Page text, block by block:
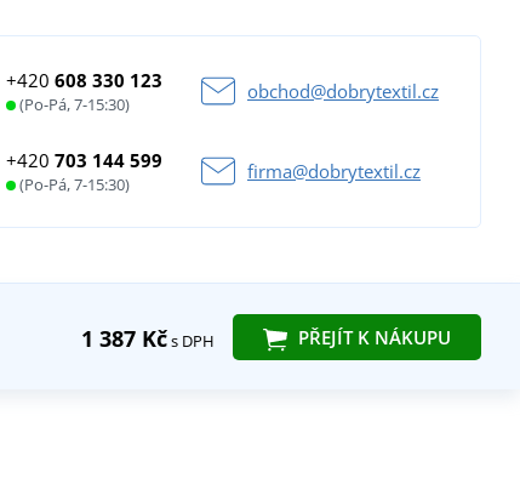
+420608 330 123
(Po-Pá, 7-15:30)
obchod@dobrytextil.cz
+420703 144 599
(Po-Pá, 7-15:30)
firma@dobrytextil.cz
1 387 Kčs DPH PŘEJÍT K NÁKUPU